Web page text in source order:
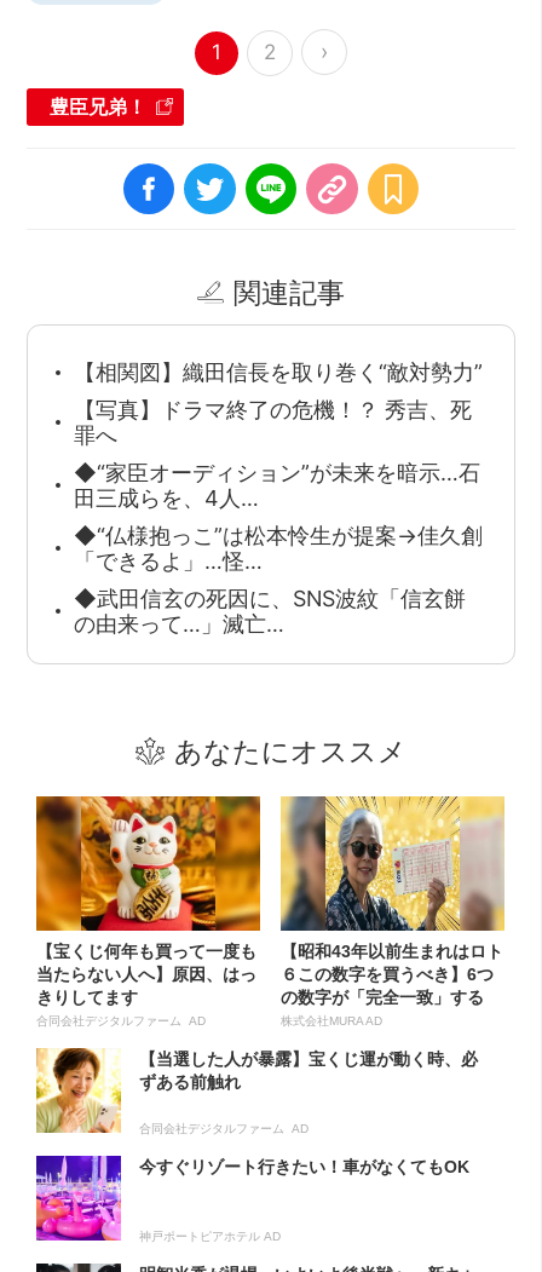
1 2 ›
豊臣兄弟！
関連記事
【相関図】織田信長を取り巻く“敵対勢力”
【写真】ドラマ終了の危機！？ 秀吉、死
罪へ
◆“家臣オーディション”が未来を暗示…石
田三成らを、4人…
◆“仏様抱っこ”は松本怜生が提案→佳久創
「できるよ」…怪…
◆武田信玄の死因に、SNS波紋「信玄餅
の由来って…」滅亡…
あなたにオススメ
【宝くじ何年も買って一度も
当たらない人へ】原因、はっ
きりしてます
合同会社デジタルファーム AD
【昭和43年以前生まれはロト
６この数字を買うべき】6つ
の数字が「完全一致」する
方...
株式会社MURA AD
【当選した人が暴露】宝くじ運が動く時、必
ずある前触れ
合同会社デジタルファーム AD
今すぐリゾート行きたい！車がなくてもOK
神戸ポートピアホテル AD